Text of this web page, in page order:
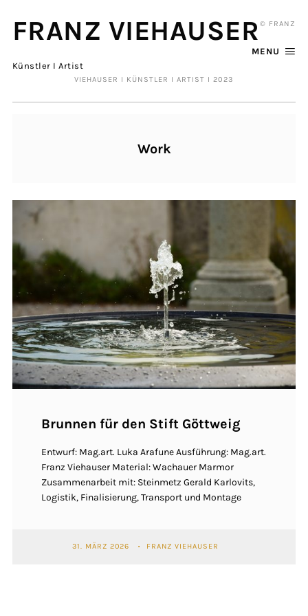
FRANZ VIEHAUSER
Künstler I Artist
MENU
© FRANZ
VIEHAUSER I KÜNSTLER I ARTIST I 2023
Work
Brunnen für den Stift Göttweig
Entwurf: Mag.art. Luka Arafune Ausführung: Mag.art.
Franz Viehauser Material: Wachauer Marmor
Zusammenarbeit mit: Steinmetz Gerald Karlovits,
Logistik, Finalisierung, Transport und Montage
31. MÄRZ 2026 FRANZ VIEHAUSER